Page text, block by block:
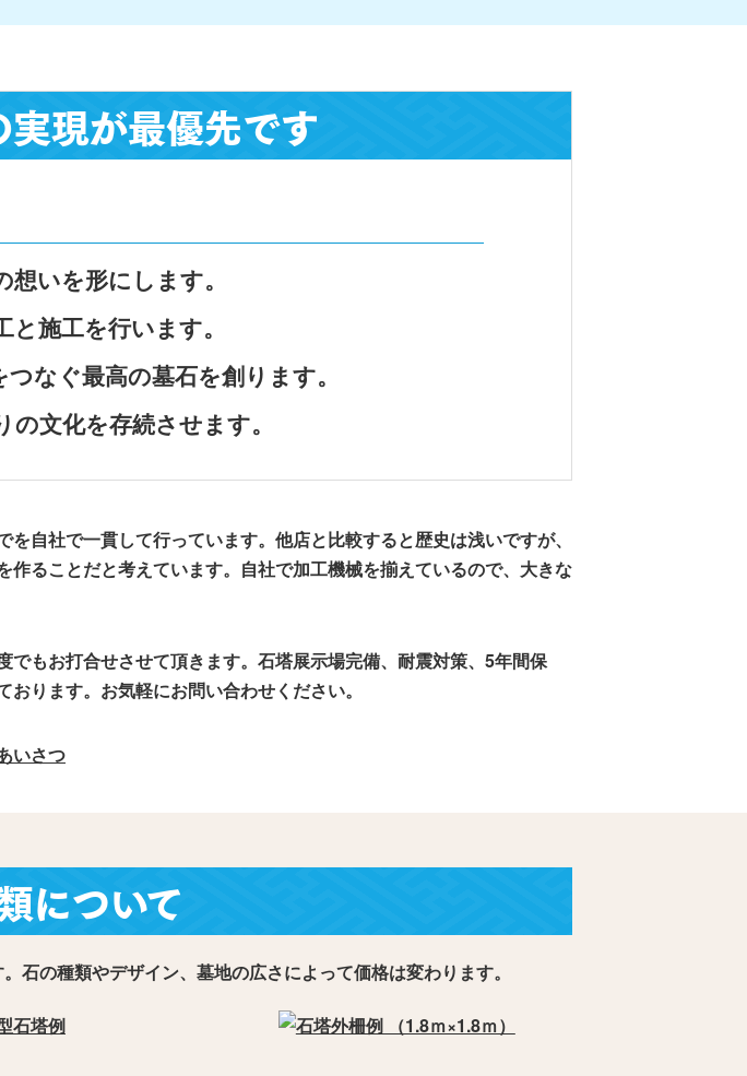
現が最優先です
いを形にします。
施工を行います。
なぐ最高の墓石を創ります。
文化を存続させます。
自社で一貫して行っています。他店と比較すると歴史は浅いですが、
ることだと考えています。自社で加工機械を揃えているので、大きな
もお打合せさせて頂きます。石塔展示場完備、耐震対策、5年間保
ります。お気軽にお問い合わせください。
について
石の種類やデザイン、墓地の広さによって価格は変わります。